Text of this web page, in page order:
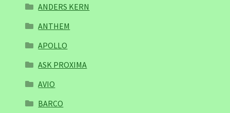
ANDERS KERN
ANTHEM
APOLLO
ASK PROXIMA
AVIO
BARCO